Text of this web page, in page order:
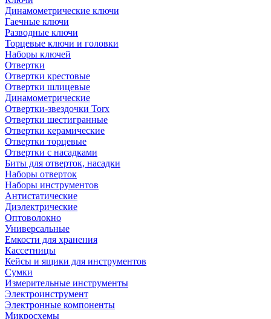
Динамометрические ключи
Гаечные ключи
Разводные ключи
Торцевые ключи и головки
Наборы ключей
Отвертки
Отвертки крестовые
Отвертки шлицевые
Динамометрические
Отвертки-звездочки Torx
Отвертки шестигранные
Отвертки керамические
Отвертки торцевые
Отвертки с насадками
Биты для отверток, насадки
Наборы отверток
Наборы инструментов
Антистатические
Диэлектрические
Оптоволокно
Универсальные
Емкости для хранения
Кассетницы
Кейсы и ящики для инструментов
Сумки
Измерительные инструменты
Электроинструмент
Электронные компоненты
Микросхемы